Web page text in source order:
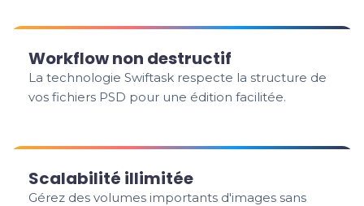
Workflow non destructif
La technologie Swiftask respecte la structure de
vos fichiers PSD pour une édition facilitée.
Scalabilité illimitée
Gérez des volumes importants d'images sans